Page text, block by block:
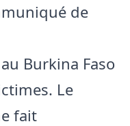
de
Burkina Faso
Le
fait